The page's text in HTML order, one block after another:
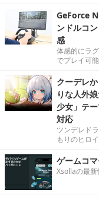
GeForce
ンドルコ
感
体感的にラ
でプレイ可能
クーデレ
りな人外
少女」テ
対応
ツンデレド
もりのヒロ
ゲームコ
Xsollaの最新